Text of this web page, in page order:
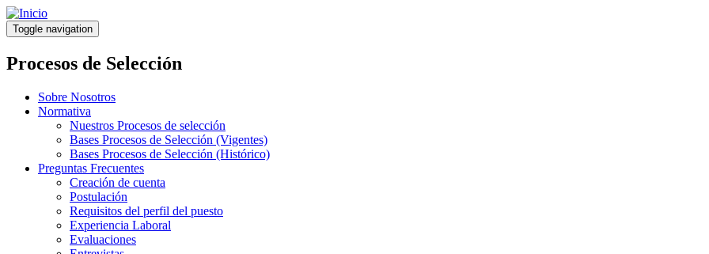
Pasar
al
contenido
principal
Toggle navigation
Procesos de Selección
Sobre Nosotros
Normativa
Nuestros Procesos de selección
Bases Procesos de Selección (Vigentes)
Bases Procesos de Selección (Histórico)
Preguntas Frecuentes
Creación de cuenta
Postulación
Requisitos del perfil del puesto
Experiencia Laboral
Evaluaciones